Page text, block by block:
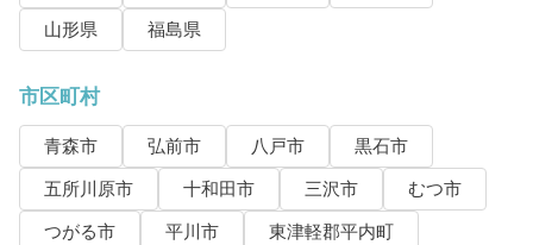
山形県
福島県
市区町村
青森市 弘前市 八戸市
黒石市
五所川原市
十和田市 三沢市
むつ市
つがる市
平川市
東津軽郡平内町